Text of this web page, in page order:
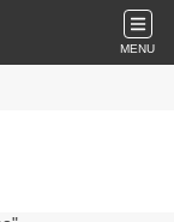
MENU